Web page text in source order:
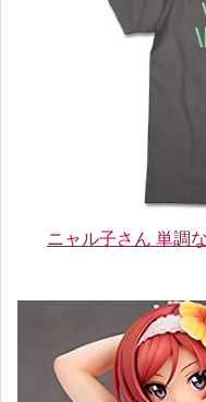
ニャル子さん 単調